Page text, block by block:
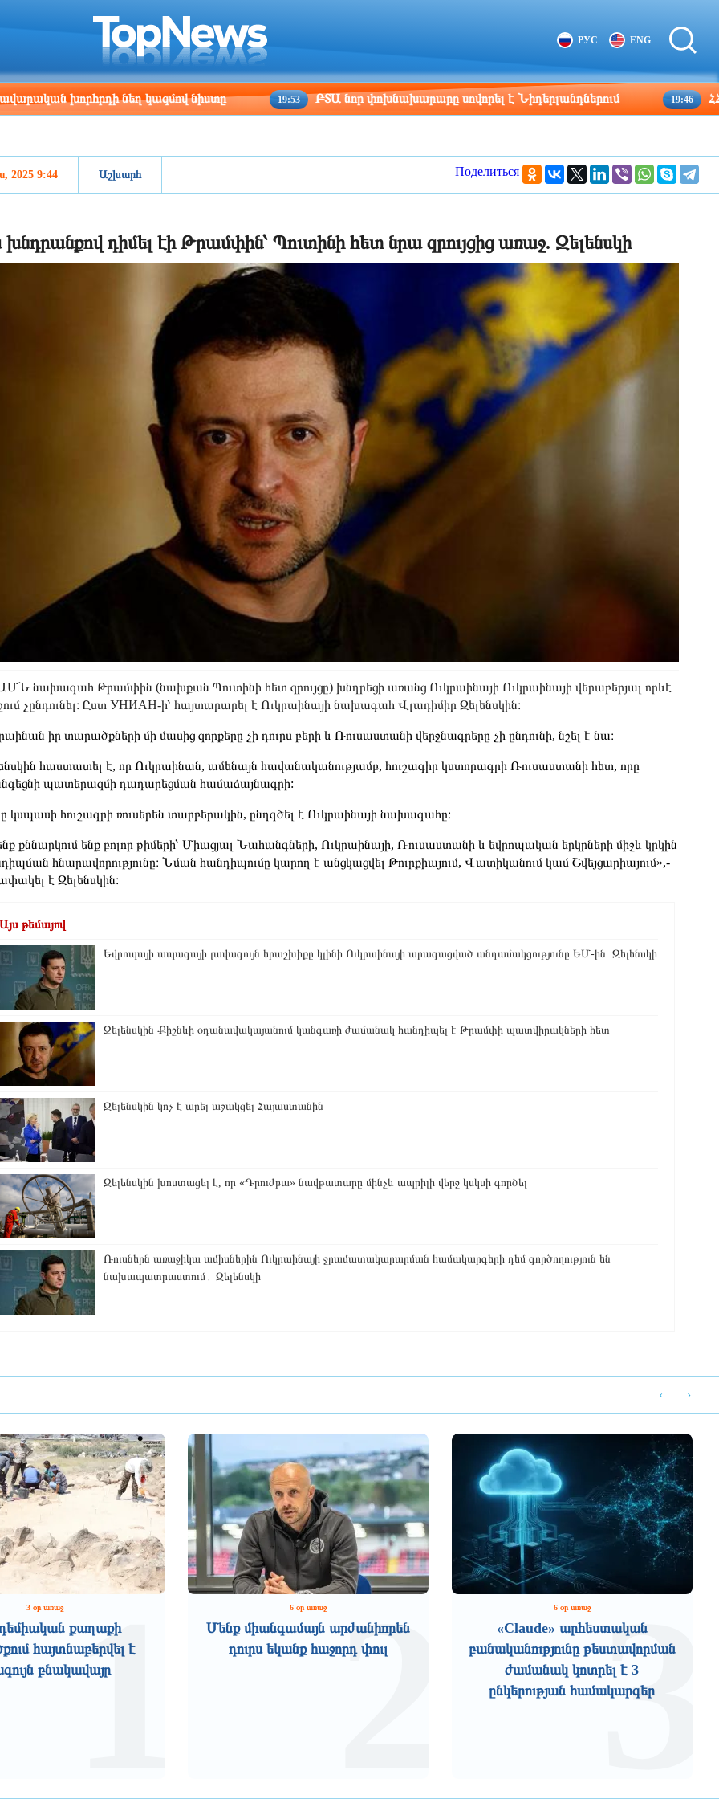
Los Angeles
21:13
Beijing
12:13 РУС ENG
նեղ կազմով նիստը 19:53 ԲՏԱ նոր փոխնախարարը սովորել է Նիդերլանդներում 19:46 ՀՀ
2025 9:44 Աշխարհ Поделиться
դիմել էի Թրամփին՝ Պուտինի հետ նրա զրույցից առաջ. Զելենսկի
նախագահ Թրամփին (նախքան Պուտինի հետ զրույցը) խնդրեցի առանց Ուկրաինայի Ուկրաինայի վերաբերյալ որևէ
չընդունել։ Ըստ УНИАН-ի՝ հայտարարել է Ուկրաինայի նախագահ Վլադիմիր Զելենսկին։
իր տարածքների մի մասից զորքերը չի դուրս բերի և Ռուսաստանի վերջնագրերը չի ընդունի, նշել է նա։
հաստատել է, որ Ուկրաինան, ամենայն հավանականությամբ, հուշագիր կստորագրի Ռուսաստանի հետ, որը
պատերազմի դադարեցման համաձայնագրի:
կսպասի հուշագրի ռուսերեն տարբերակին, ընդգծել է Ուկրաինայի նախագահը։
քննարկում ենք բոլոր թիմերի՝ Միացյալ Նահանգների, Ուկրաինայի, Ռուսաստանի և եվրոպական երկրների միջև կրկին
հնարավորությունը։ Նման հանդիպումը կարող է անցկացվել Թուրքիայում, Վատիկանում կամ Շվեյցարիայում»,-
է Զելենսկին։
Այս թեմայով
Եվրոպայի ապագայի լավագույն երաշխիքը կլինի Ուկրաինայի արագացված անդամակցությունը ԵՄ-ին. Զելենսկի
Զելենսկին Քիշնևի օդանավակայանում կանգառի ժամանակ հանդիպել է Թրամփի պատվիրակների հետ
Զելենսկին կոչ է արել աջակցել Հայաստանին
Զելենսկին խոստացել է, որ «Դրուժբա» նավթատարը մինչև ապրիլի վերջ կսկսի գործել
Ռուսներն առաջիկա ամիսներին Ուկրաինայի ջրամատակարարման համակարգերի դեմ գործողություն են
նախապատրաստում․ Զելենսկի
3 օր առաջ
քաղաքի
հայտնաբերվել է
բնակավայր
1 6 օր առաջ
Մենք միանգամայն արժանիորեն
դուրս եկանք հաջորդ փուլ
2 6 օր առաջ
«Claude» արհեստական
բանականությունը թեստավորման
ժամանակ կոտրել է 3
ընկերության համակարգեր
3
‹ ›